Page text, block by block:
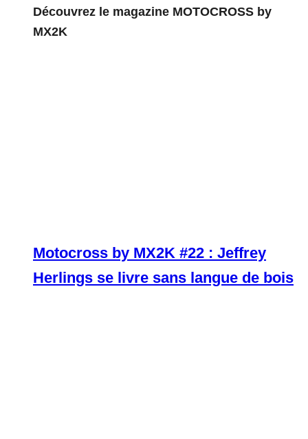
Découvrez le magazine MOTOCROSS by
MX2K
Motocross by MX2K #22 : Jeffrey
Herlings se livre sans langue de bois